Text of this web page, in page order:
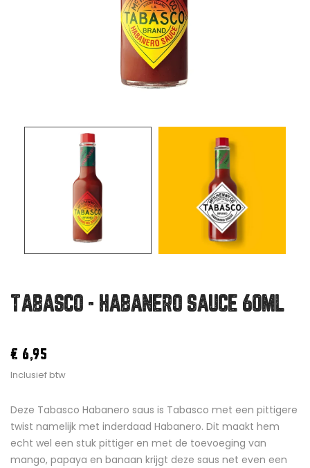
TABASCO - HABANERO SAUCE 60ML
€ 6,95
Inclusief btw
Deze Tabasco Habanero saus is Tabasco met een pittigere
twist namelijk met inderdaad Habanero. Dit maakt hem
echt wel een stuk pittiger en met de toevoeging van
mango, papaya en banaan krijgt deze saus net even een